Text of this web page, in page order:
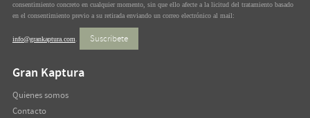
consentimiento concreto en cualquier momento, sin que ello afecte a la licitud del tratamiento basado
en el consentimiento previo a su retirada enviando un correo electrónico al mail:
info@grankaptura.com Suscríbete
Gran Kaptura
Quienes somos
Contacto